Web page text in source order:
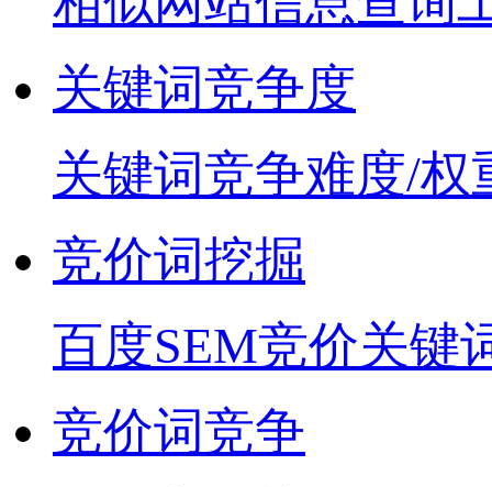
关键词竞争度
关键词竞争难度/权
竞价词挖掘
百度SEM竞价关键
竞价词竞争